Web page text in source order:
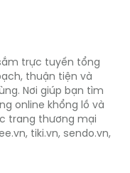
dụng cho cả phần
dễ chịu và an
mặt cũi không chỉ
còn cho phép bố
lưới ở độ cao thuận
phải cúi quá
trực tuyến tổng
thuận tiện và
Nơi giúp bạn tìm
online khổng lồ và
trang thương mại
tiki.vn, sendo.vn,